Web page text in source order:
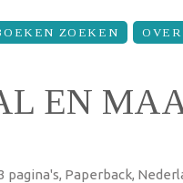
ZOEKEN OVER
EN
pagina's, Paperback,